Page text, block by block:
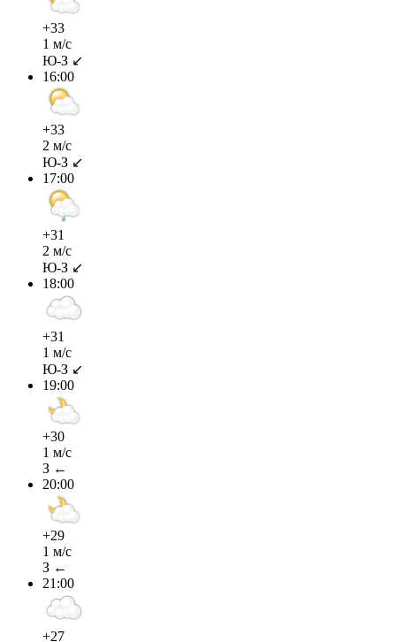
+33
1 м/с
Ю-З ↙
16:00
+33
2 м/с
Ю-З ↙
17:00
+31
2 м/с
Ю-З ↙
18:00
+31
1 м/с
Ю-З ↙
19:00
+30
1 м/с
З ←
20:00
+29
1 м/с
З ←
21:00
+27